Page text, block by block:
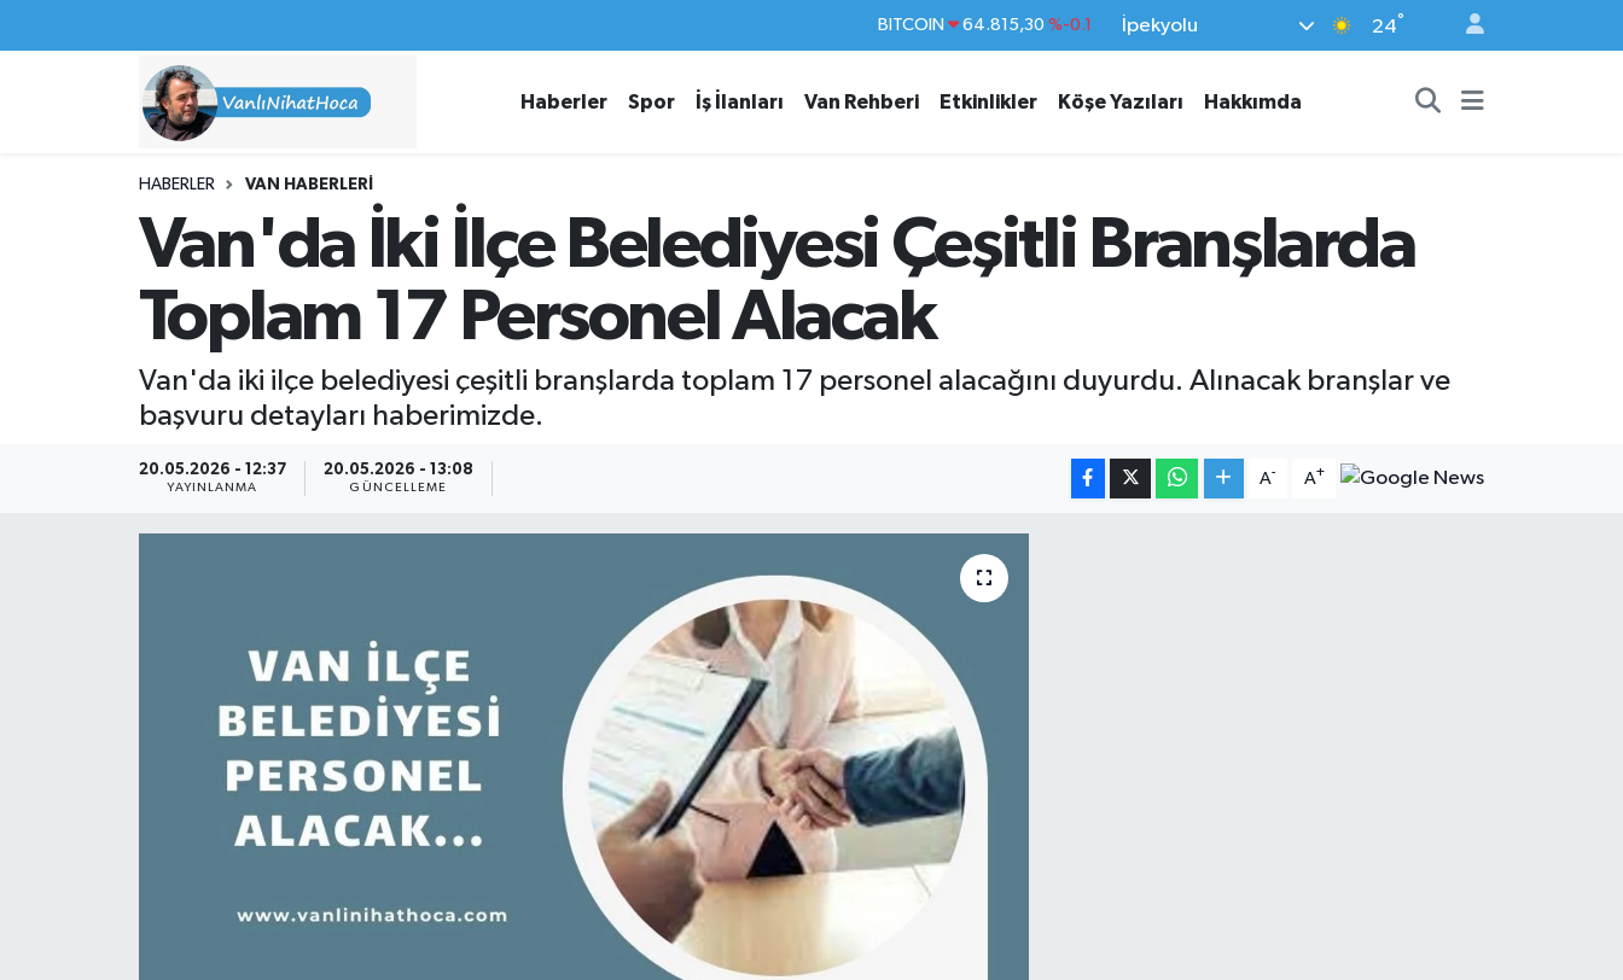
DOLAR 47,7436 %0.18
STERLİN 64,4811 %0.38
BITCOIN 64.815,30
İpekyolu 24°
Haberler Spor İş İlanları Van Rehberi Etkinlikler Köşe Yazıları Hakkımda
HABERLER VAN HABERLERI
Van'da İki İlçe Belediyesi Çeşitli Branşlarda
Toplam 17 Personel Alacak
Van'da iki ilçe belediyesi çeşitli branşlarda toplam 17 personel alacağını duyurdu. Alınacak branşlar ve
başvuru detayları haberimizde.
20.05.2026 - 12:37
YAYINLANMA
20.05.2026 - 13:08
GÜNCELLEME
A- A+
Haberler
İş İlanları
Etkinlikler
Hakkımda
İpekyolu Nöbetçi Eczaneler
İpekyolu Trafik Yoğunluk Haritası
Tüm Manşetler
Haber Arşivi